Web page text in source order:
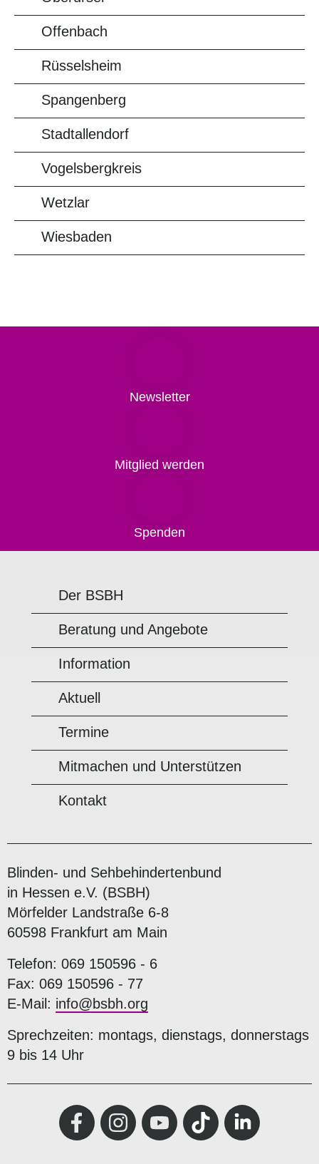
Offenbach
Rüsselsheim
Spangenberg
Stadtallendorf
Vogelsbergkreis
Wetzlar
Wiesbaden
Newsletter
Mitglied werden
Spenden
Der BSBH
Beratung und Angebote
Information
Aktuell
Termine
Mitmachen und Unterstützen
Kontakt
Blinden- und Sehbehindertenbund
in Hessen e.V. (BSBH)
Mörfelder Landstraße 6-8
60598 Frankfurt am Main
Telefon: 069 150596 - 6
Fax: 069 150596 - 77
E-Mail: info@bsbh.org
Sprechzeiten: montags, dienstags, donnerstags
9 bis 14 Uhr